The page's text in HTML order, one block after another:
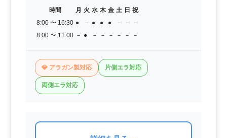
時間 月 火 水 木 金 土 日 祝
8:00 〜 16:30 ● － ● ● ● － －
－
8:00 〜 11:00 － ● － － － － － －
💎 アラガン製対応 片側エラ対応
両側エラ対応